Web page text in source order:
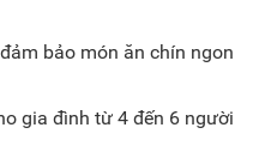
bảo món ăn chín ngon
gia đình từ 4 đến 6 người